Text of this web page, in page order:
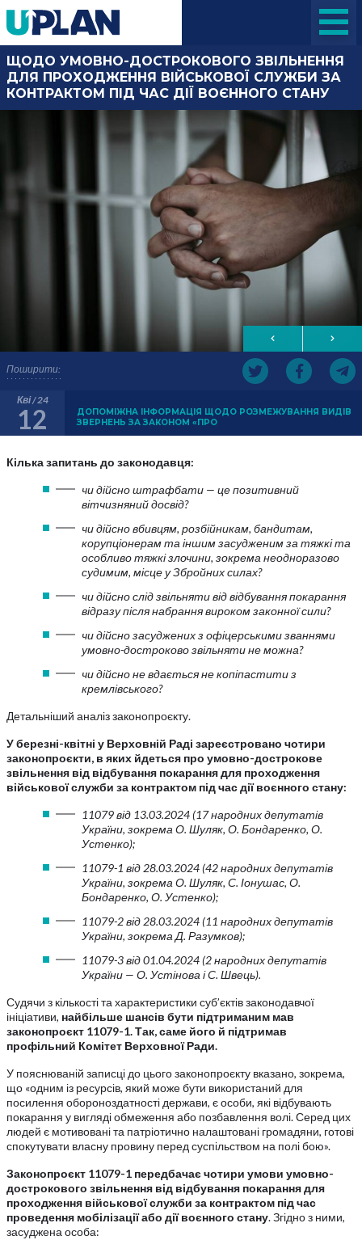
Поширити:
ЩОДО УМОВНО-ДОСТРОКОВОГО ЗВІЛЬНЕННЯ
ДЛЯ ПРОХОДЖЕННЯ ВІЙСЬКОВОЇ СЛУЖБИ ЗА
КОНТРАКТОМ ПІД ЧАС ДІЇ ВОЄННОГО СТАНУ
Кві / 24
12
ДОПОМІЖНА ІНФОРМАЦІЯ ЩОДО РОЗМЕЖУВАННЯ ВИДІВ
ЗВЕРНЕНЬ ЗА ЗАКОНОМ «ПРО
Кілька запитань до законодавця:
чи дійсно штрафбати — це позитивний
вітчизняний досвід?
чи дійсно вбивцям, розбійникам, бандитам,
корупціонерам та іншим засудженим за тяжкі та
особливо тяжкі злочини, зокрема неодноразово
судимим, місце у Збройних силах?
чи дійсно слід звільняти від відбування покарання
відразу після набрання вироком законної сили?
чи дійсно засуджених з офіцерськими званнями
умовно-достроково звільняти не можна?
чи дійсно не вдається не копіпастити з
кремлівського?
Детальніший аналіз законопроєкту.
У березні-квітні у Верховній Раді зареєстровано чотири
законопроєкти, в яких йдеться про умовно-дострокове
звільнення від відбування покарання для проходження
військової служби за контрактом під час дії воєнного стану:
11079 від 13.03.2024 (17 народних депутатів
України, зокрема О. Шуляк, О. Бондаренко, О.
Устенко);
11079-1 від 28.03.2024 (42 народних депутатів
України, зокрема О. Шуляк, С. Іонушас, О.
Бондаренко, О. Устенко);
11079-2 від 28.03.2024 (11 народних депутатів
України, зокрема Д. Разумков);
11079-3 від 01.04.2024 (2 народних депутатів
України — О. Устінова і С. Швець).
Судячи з кількості та характеристики суб’єктів законодавчої
ініціативи, найбільше шансів бути підтриманим мав
законопроєкт 11079-1. Так, саме його й підтримав
профільний Комітет Верховної Ради.
У пояснюваній записці до цього законопроєкту вказано, зокрема,
що «одним із ресурсів, який може бути використаний для
посилення обороноздатності держави, є особи, які відбувають
покарання у вигляді обмеження або позбавлення волі. Серед цих
людей є мотивовані та патріотично налаштовані громадяни, готові
спокутувати власну провину перед суспільством на полі бою».
Законопроєкт 11079-1 передбачає чотири умови умовно-
дострокового звільнення від відбування покарання для
проходження військової служби за контрактом під час
проведення мобілізації або дії воєнного стану. Згідно з ними,
засуджена особа: